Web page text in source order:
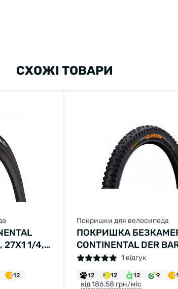
СХОЖІ ТОВАРИ
27X1 1/4,
12
Покришки для велосипеда
ПОКРИШКА
CONTINENTAL DER
PROJEKT 27.5"X2.6,
СКЛАДНА,
SKIN
1 відгук
12 12 12 9
від 186.58 грн/міс